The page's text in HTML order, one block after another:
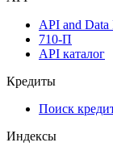
API and Data
710-П
API каталог
Кредиты
Поиск
Индексы